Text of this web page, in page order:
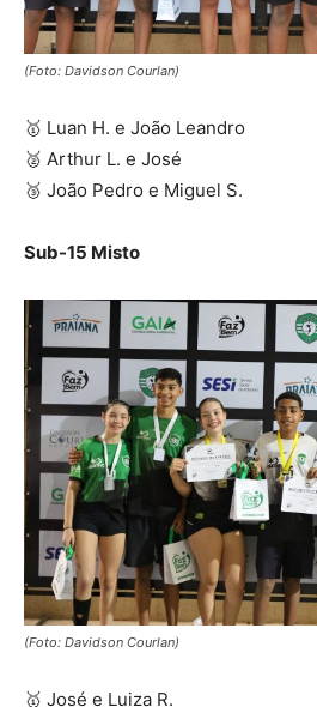
(Foto: Davidson Courlan)
🥇 Luan H. e João Leandro
🥈 Arthur L. e José
🥉 João Pedro e Miguel S.
Sub-15 Misto
(Foto: Davidson Courlan)
🥇 José e Luiza R.